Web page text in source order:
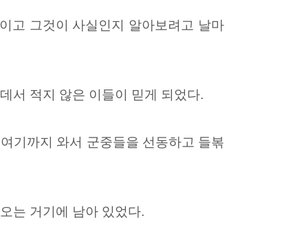
고 그것이 사실인지 알아보려고 날마
서 적지 않은 이들이 믿게 되었다.
기까지 와서 군중들을 선동하고 들볶
는 거기에 남아 있었다.